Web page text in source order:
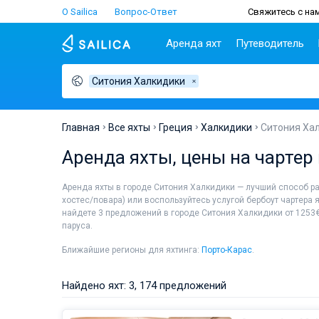
О Sailica Вопрос-Ответ Свяжитесь с
Аренда яхт
Популярные
страны
Греция
Италия
Испания
Франция
острова
Багамы
Путеводитель
Хорватия
Дубровник
Сплит
Волос
Лаврион
Чартер
Ситония Халкидики
Главная Все яхты Греция Халкидики Ситония
Аренда яхты, цены на
Аренда яхты в городе Ситония Халкидики — лучший способ
хостес/повара) или воспользуйтесь услугой бербоут
найдете 3 предложений в городе Ситония Халкидики от
паруса.
Ближайшие регионы для яхтинга: Порто-Карас.
Найдено яхт: 3, 174 предложений